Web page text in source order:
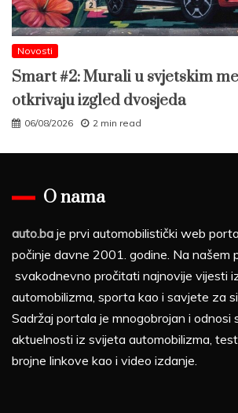
Novosti
Smart #2: Murali u svjetskim
otkrivaju izgled dvosjeda
06/08/2026 2 min read
O nama
auto.ba je prvi automobilistički web
počinje davne 2001. godine. Na našem
svakodnevno pročitati najnovije vijesti
automobilizma, sporta kao i savjete za
Sadržaj portala je mnogobrojan i odnosi
aktuelnosti iz svijeta automobilizma,
brojne linkove kao i video izdanje.